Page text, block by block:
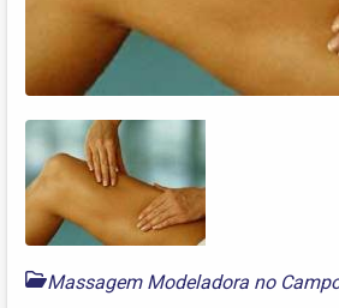
Massagem Modeladora no